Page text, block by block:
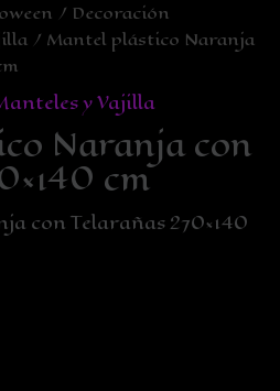
/ Decoración
/ Mantel plástico Naranja
y Vajilla
Naranja con
cm
con Telarañas 270×140